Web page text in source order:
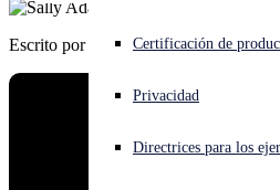
¿Está sufriendo un ciberataque?
Open language switcher
Certificación de
Privacidad
Directrices para los
Escrito por Sally Adam